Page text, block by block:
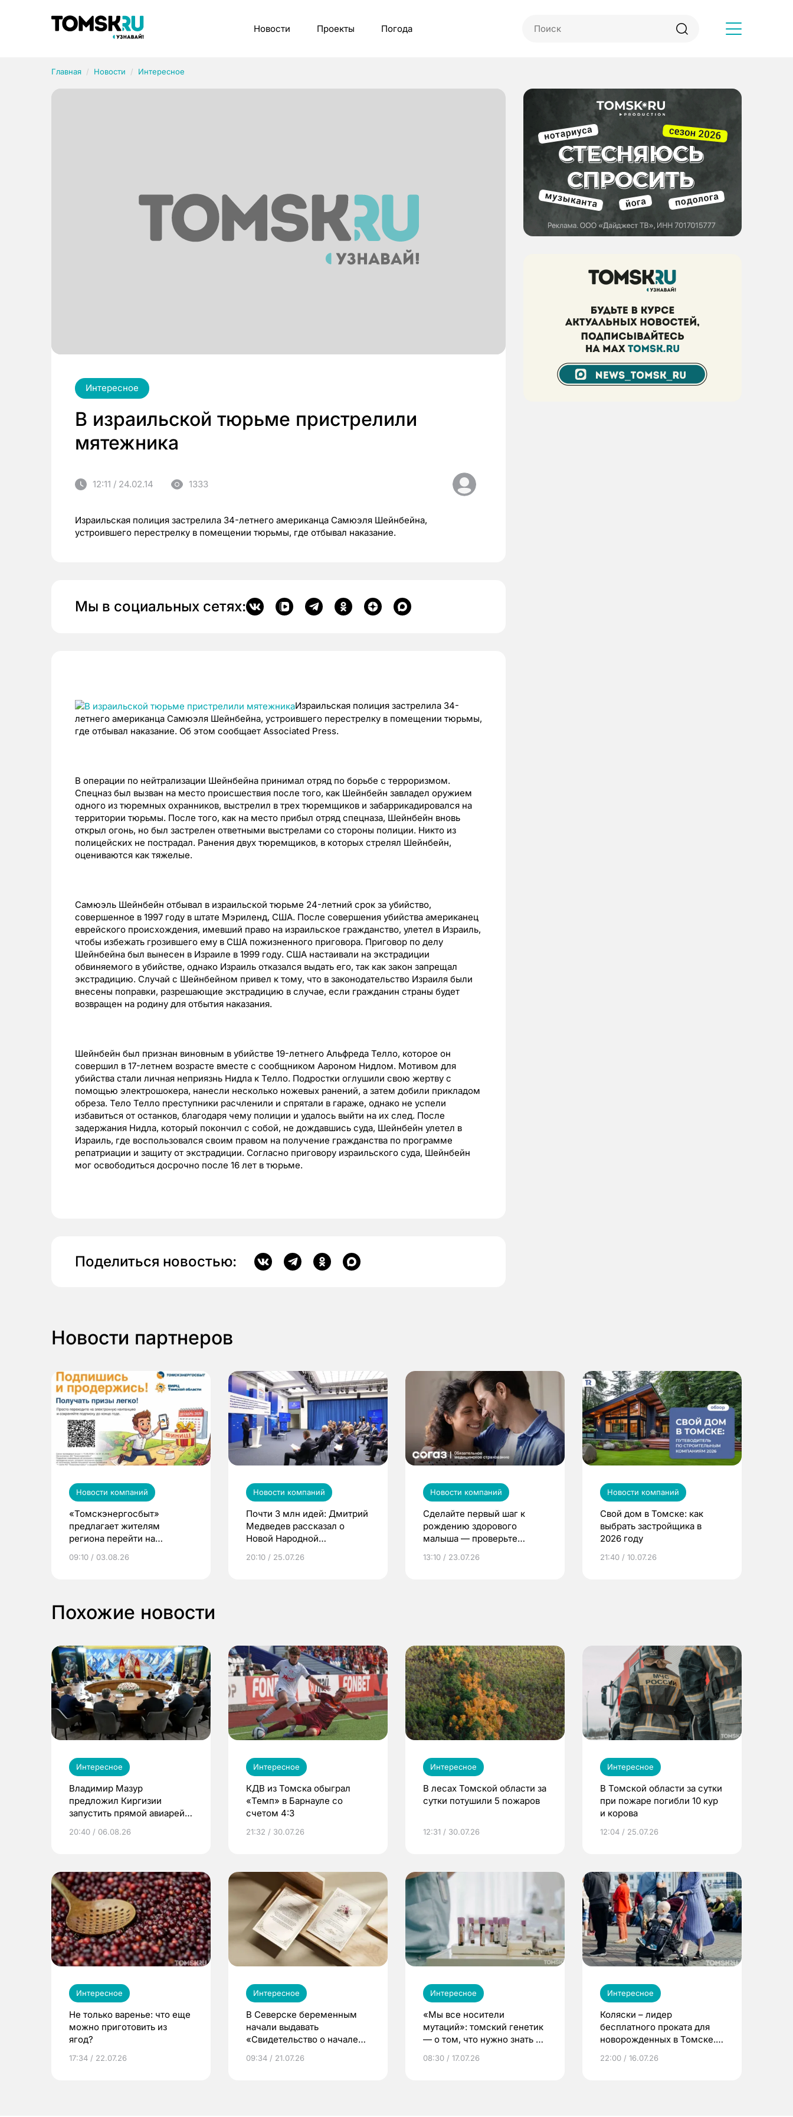
Новости Проекты Погода
Главная Новости Интересное
Интересное
В израильской тюрьме пристрелили
мятежника
12:11 / 24.02.14 1333
Израильская полиция застрелила 34-летнего американца Самюэля Шейнбейна,
устроившего перестрелку в помещении тюрьмы, где отбывал наказание.
Мы в социальных сетях:
Израильская полиция застрелила 34-
летнего американца Самюэля Шейнбейна, устроившего перестрелку в помещении тюрьмы,
где отбывал наказание. Об этом сообщает Associated Press.
В операции по нейтрализации Шейнбейна принимал отряд по борьбе с терроризмом.
Спецназ был вызван на место происшествия после того, как Шейнбейн завладел оружием
одного из тюремных охранников, выстрелил в трех тюремщиков и забаррикадировался на
территории тюрьмы. После того, как на место прибыл отряд спецназа, Шейнбейн вновь
открыл огонь, но был застрелен ответными выстрелами со стороны полиции. Никто из
полицейских не пострадал. Ранения двух тюремщиков, в которых стрелял Шейнбейн,
оцениваются как тяжелые.
Самюэль Шейнбейн отбывал в израильской тюрьме 24-летний срок за убийство,
совершенное в 1997 году в штате Мэриленд, США. После совершения убийства американец
еврейского происхождения, имевший право на израильское гражданство, улетел в Израиль,
чтобы избежать грозившего ему в США пожизненного приговора. Приговор по делу
Шейнбейна был вынесен в Израиле в 1999 году. США настаивали на экстрадиции
обвиняемого в убийстве, однако Израиль отказался выдать его, так как закон запрещал
экстрадицию. Случай с Шейнбейном привел к тому, что в законодательство Израиля были
внесены поправки, разрешающие экстрадицию в случае, если гражданин страны будет
возвращен на родину для отбытия наказания.
Шейнбейн был признан виновным в убийстве 19-летнего Альфреда Телло, которое он
совершил в 17-летнем возрасте вместе с сообщником Аароном Нидлом. Мотивом для
убийства стали личная неприязнь Нидла к Телло. Подростки оглушили свою жертву с
помощью электрошокера, нанесли несколько ножевых ранений, а затем добили прикладом
обреза. Тело Телло преступники расчленили и спрятали в гараже, однако не успели
избавиться от останков, благодаря чему полиции и удалось выйти на их след. После
задержания Нидла, который покончил с собой, не дождавшись суда, Шейнбейн улетел в
Израиль, где воспользовался своим правом на получение гражданства по программе
репатриации и защиту от экстрадиции. Согласно приговору израильского суда, Шейнбейн
мог освободиться досрочно после 16 лет в тюрьме.
Поделиться новостью:
Новости партнеров
Новости компаний
«Томскэнергосбыт»
предлагает жителям
региона перейти на
выиграть призы
09:10 / 03.08.26
Новости компаний
Почти 3 млн идей: Дмитрий
Медведев рассказал о
Новой Народной
20:10 / 25.07.26
Новости компаний
Сделайте первый шаг к
рождению здорового
малыша — проверьте
по ОМС!
13:10 / 23.07.26
Новости компаний
Свой дом в Томске: как
выбрать застройщика в
2026 году
21:40 / 10.07.26
Похожие новости
Интересное
Владимир Мазур
предложил Киргизии
запустить прямой авиарейс
20:40 / 06.08.26
Интересное
КДВ из Томска обыграл
«Темп» в Барнауле со
счетом 4:3
21:32 / 30.07.26
Интересное
В лесах Томской области за
сутки потушили 5 пожаров
12:31 / 30.07.26
Интересное
В Томской области за сутки
при пожаре погибли 10 кур
и корова
12:04 / 25.07.26
Интересное
Не только варенье: что еще
можно приготовить из
ягод?
17:34 / 22.07.26
Интересное
В Северске беременным
начали выдавать
«Свидетельство о начале
09:34 / 21.07.26
Интересное
«Мы все носители
мутаций»: томский генетик
— о том, что нужно знать до
08:30 / 17.07.26
Интересное
Коляски – лидер
бесплатного проката для
новорожденных в Томске.
22:00 / 16.07.26
Рубрики